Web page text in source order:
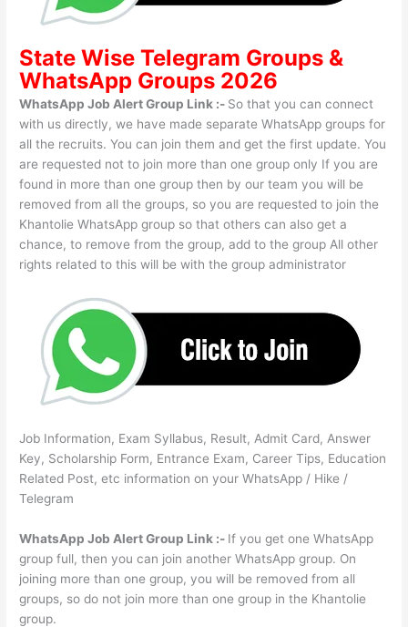
State WiseTelegram Groups &
WhatsApp Groups 2026
WhatsApp Job Alert Group Link :- So that you can connect
with us directly, we have made separate WhatsApp groups for
all the recruits. You can join them and get the first update. You
are requested not to join more than one group only If you are
found in more than one group then by our team you will be
removed from all the groups, so you are requested to join the
Khantolie WhatsApp group so that others can also get a
chance, to remove from the group, add to the group All other
rights related to this will be with the group administrator
Job Information, Exam Syllabus, Result, Admit Card, Answer
Key, Scholarship Form, Entrance Exam, Career Tips, Education
Related Post, etc information on your WhatsApp / Hike /
Telegram
WhatsApp Job Alert Group Link :- If you get one WhatsApp
group full, then you can join another WhatsApp group. On
joining more than one group, you will be removed from all
groups, so do not join more than one group in the Khantolie
group.